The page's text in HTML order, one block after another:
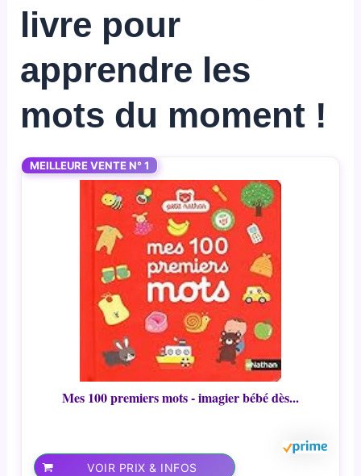
livre pour
apprendre les
mots du moment !
MEILLEURE VENTE N° 1
Mes 100 premiers mots - imagier bébé dès...
VOIR PRIX & INFOS